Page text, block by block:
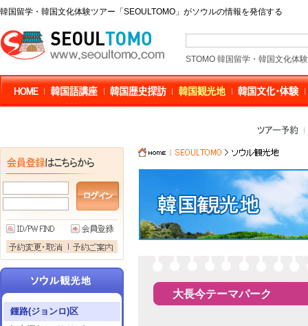
韓国留学・韓国文化体験ツアー「SEOULTOMO」がソウルの情報を発信する
STOMO 韓国留学・韓国文化体
鍾路(ジョンロ)区
大長今テーマパーク